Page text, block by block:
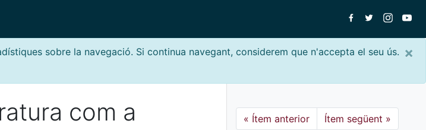
×
sobre la navegació. Si continua navegant, considerem que n'accepta el seu ús.
com a
« Ítem anterior Ítem següent »